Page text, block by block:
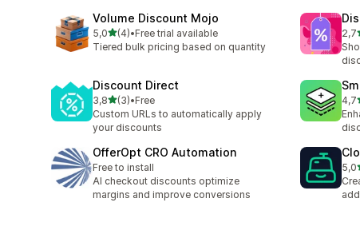
Volume Discount Mojo
5,05 yıldız üzerinden
(4)
toplam 4 değerlendirme
•Free trial available
Tiered bulk pricing based on quantity
2,7
Discount Direct
3,85 yıldız üzerinden
(3)
toplam 3 değerlendirme
•Free
Custom URLs to automatically apply
your discounts
4,7
OfferOpt CRO Automation
Free to install
AI checkout discounts optimize
margins and improve conversions
5,0